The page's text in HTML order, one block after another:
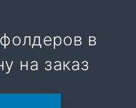
в
на заказ